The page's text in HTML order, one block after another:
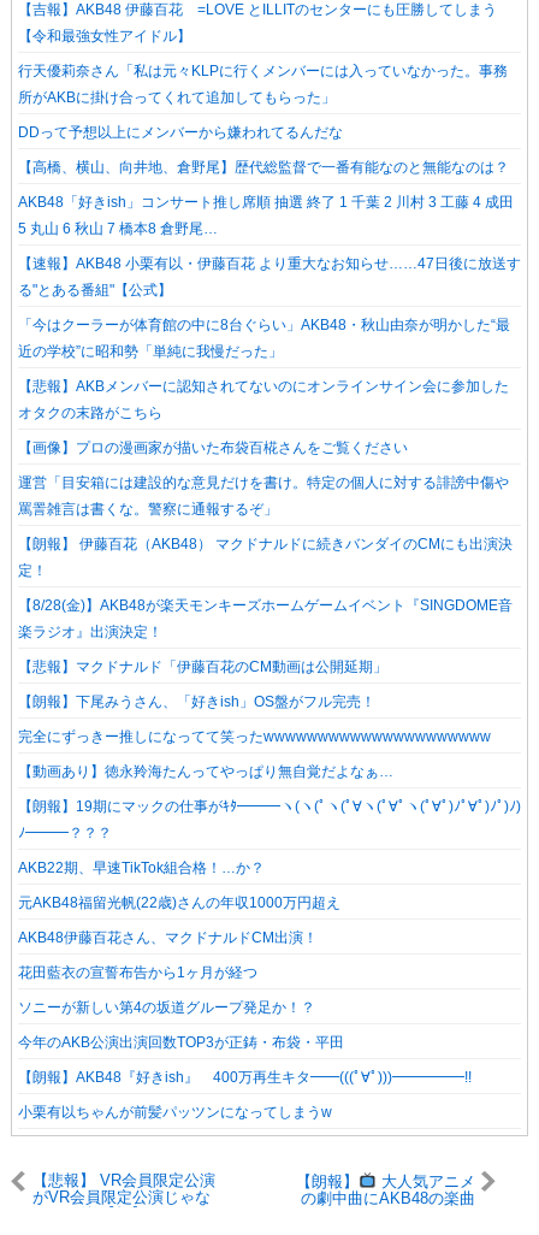
【吉報】AKB48 伊藤百花 =LOVE とILLITのセンターにも圧勝してしまう
【令和最強女性アイドル】
行天優莉奈さん「私は元々KLPに行くメンバーには入っていなかった。事務
所がAKBに掛け合ってくれて追加してもらった」
DDって予想以上にメンバーから嫌われてるんだな
【高橋、横山、向井地、倉野尾】歴代総監督で一番有能なのと無能なのは？
AKB48「好きish」コンサート推し席順 抽選 終了 1 千葉 2 川村 3 工藤 4 成田
5 丸山 6 秋山 7 橋本8 倉野尾…
【速報】AKB48 小栗有以・伊藤百花 より重大なお知らせ……47日後に放送す
る"とある番組"【公式】
「今はクーラーが体育館の中に8台ぐらい」AKB48・秋山由奈が明かした“最
近の学校”に昭和勢「単純に我慢だった」
【悲報】AKBメンバーに認知されてないのにオンラインサイン会に参加した
オタクの末路がこちら
【画像】プロの漫画家が描いた布袋百椛さんをご覧ください
運営「目安箱には建設的な意見だけを書け。特定の個人に対する誹謗中傷や
罵詈雑言は書くな。警察に通報するぞ」
【朗報】 伊藤百花（AKB48） マクドナルドに続きバンダイのCMにも出演決
定！
【8/28(金)】AKB48が楽天モンキーズホームゲームイベント『SINGDOME音
楽ラジオ』出演決定！
【悲報】マクドナルド「伊藤百花のCM動画は公開延期」
【朗報】下尾みうさん、「好きish」OS盤がフル完売！
完全にずっきー推しになってて笑ったwwwwwwwwwwwwwwwwwwwww
【動画あり】徳永羚海たんってやっぱり無自覚だよなぁ…
【朗報】19期にマックの仕事がｷﾀ━━━ヽ(ヽ(ﾟヽ(ﾟ∀ヽ(ﾟ∀ﾟヽ(ﾟ∀ﾟ)ﾉﾟ∀ﾟ)ﾉﾟ)ﾉ)
ﾉ━━━？？？
AKB22期、早速TikTok組合格！…か？
元AKB48福留光帆(22歳)さんの年収1000万円超え
AKB48伊藤百花さん、マクドナルドCM出演！
花田藍衣の宣誓布告から1ヶ月が経つ
ソニーが新しい第4の坂道グループ発足か！？
今年のAKB公演出演回数TOP3が正鋳・布袋・平田
【朗報】AKB48『好きish』 400万再生キタ━━(((ﾟ∀ﾟ)))━━━━━!!
小栗有以ちゃんが前髪パッツンになってしまうw
【悲報】 VR会員限定公演
がVR会員限定公演じゃな
【朗報】
大人気アニメ
の劇中曲にAKB48の楽曲